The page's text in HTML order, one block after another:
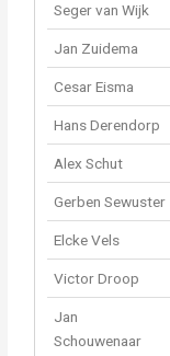
Seger van Wijk
Jan Zuidema
Cesar Eisma
Hans Derendorp
Alex Schut
Gerben Sewuster
Elcke Vels
Victor Droop
Jan
Schouwenaar